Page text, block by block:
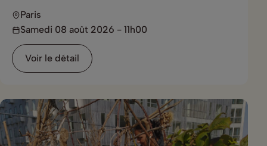
Paris
Samedi 08 août 2026 - 11h00
Voir le détail